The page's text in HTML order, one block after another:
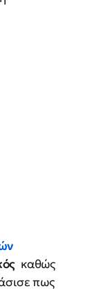
καθώς
πως